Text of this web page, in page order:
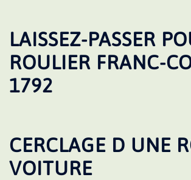
LAISSEZ-PASSER
ROULIER FRANC-
1792
CERCLAGE D UNE
VOITURE